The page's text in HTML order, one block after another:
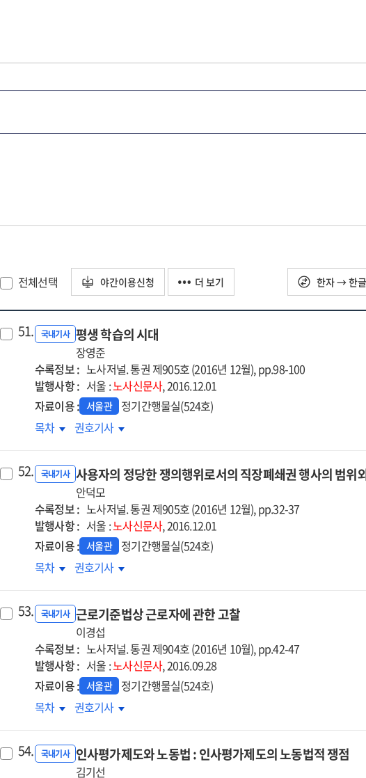
전체선택 야간이용신청 더 보기 한자 → 한글
51. 국내기사 평생 학습의 시대
장영준
수록정보 : 노사저널. 통권 제905호 (2016년 12월), pp.98-100
발행사항 : 서울 :노사신문사, 2016.12.01
자료이용 : 서울관 정기간행물실(524호)
평생
목차
평생
권호기사
52. 국내기사 사용자의 정당한 쟁의행위로서의 직장폐쇄권 행사의 범위
안덕모
수록정보 : 노사저널. 통권 제905호 (2016년 12월), pp.32-37
발행사항 : 서울 :노사신문사, 2016.12.01
자료이용 : 서울관 정기간행물실(524호)
사용자의
직장폐쇄권
범위와
한계
목차
사용자의
직장폐쇄권
행사의
범위와
한계
권호기사
53. 국내기사 근로기준법상 근로자에 관한 고찰
이경섭
수록정보 : 노사저널. 통권 제904호 (2016년 10월), pp.42-47
발행사항 : 서울 :노사신문사, 2016.09.28
자료이용 : 서울관 정기간행물실(524호)
근로기준법상
고찰
목차
근로기준법상
고찰
권호기사
54. 국내기사 인사평가제도와 노동법 : 인사평가제도의 노동법적 쟁점
김기선